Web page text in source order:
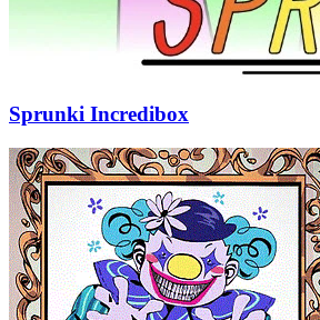
Sprunki Incredibox